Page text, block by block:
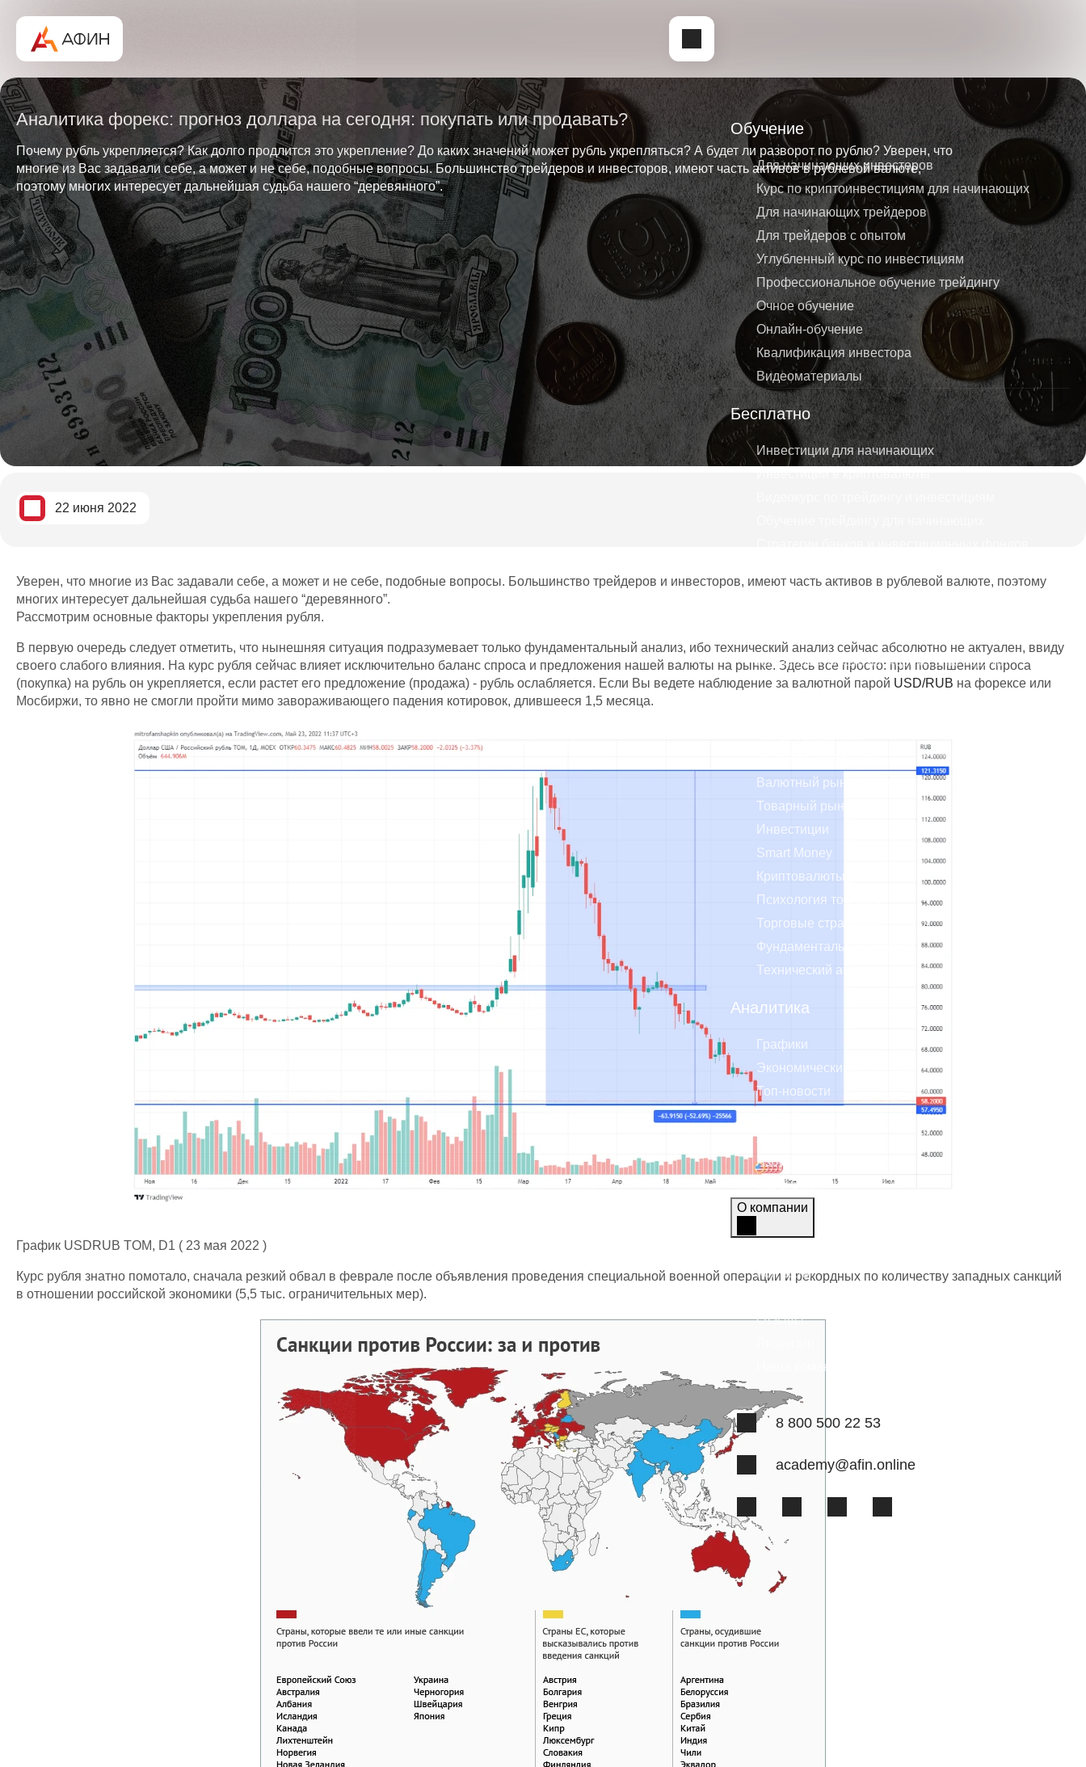
Обучение
Для начинающих инвесторов
Курс по криптоинвестициям для начинающих
Для начинающих трейдеров
Для трейдеров с опытом
Углубленный курс по инвестициям
Профессиональное обучение трейдингу
Очное обучение
Онлайн-обучение
Квалификация инвестора
Видеоматериалы
Бесплатно
Инвестиции для начинающих
Как избежать ошибок тех кто теряет на трейдинге
Как зарабатывать на Форекс, а не терять?
Валютный рынок Форекс
Товарный рынок
Инвестиции
Smart Money
Криптовалюты
Психология торговли
Торговые стратегии
Фундаментальный анализ
Технический анализ
Аналитика
Графики
Экономический календарь
Топ-новости
Журнал
Азбука трейдера
Мы в СМИ
О компании
Контакты
Отзывы
Наша команда
8 800 500 22 53
academy@afin.online
Аналитика форекс: прогноз доллара на сегодня: покупать или продавать?
Почему рубль укрепляется? Как долго продлится это укрепление? До каких значений может рубль укрепляться? А будет ли разворот по рублю? Уверен, что
многие из Вас задавали себе, а может и не себе, подобные вопросы. Большинство трейдеров и инвесторов, имеют часть активов в рублевой валюте,
поэтому многих интересует дальнейшая судьба нашего “деревянного”.
22 июня 2022
Уверен, что многие из Вас задавали себе, а может и не себе, подобные вопросы. Большинство трейдеров и инвесторов, имеют часть активов в рублевой валюте, поэтому
многих интересует дальнейшая судьба нашего “деревянного”.
Рассмотрим основные факторы укрепления рубля.
В первую очередь следует отметить, что нынешняя ситуация подразумевает только фундаментальный анализ, ибо технический анализ сейчас абсолютно не актуален, ввиду
своего слабого влияния. На курс рубля сейчас влияет исключительно баланс спроса и предложения нашей валюты на рынке. Здесь все просто: при повышении спроса
(покупка) на рубль он укрепляется, если растет его предложение (продажа) - рубль ослабляется. Если Вы ведете наблюдение за валютной парой USD/RUB на форексе или
Мосбиржи, то явно не смогли пройти мимо завораживающего падения котировок, длившееся 1,5 месяца.
График USDRUB TOM, D1 ( 23 мая 2022 )
Курс рубля знатно помотало, сначала резкий обвал в феврале после объявления проведения специальной военной операции и рекордных по количеству западных санкций
в отношении российской экономики (5,5 тыс. ограничительных мер).